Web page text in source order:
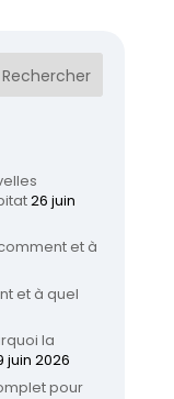
26 juin
et à
et à quel
la
juin 2026
pour